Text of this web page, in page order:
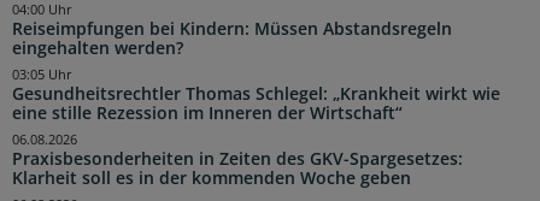
Reiseimpfungen bei Kindern: Müssen Abstandsregeln
eingehalten werden?
04:00 Uhr
Gesundheitsrechtler Thomas Schlegel: „Krankheit wirkt wie
eine stille Rezession im Inneren der Wirtschaft“
03:05 Uhr
Praxisbesonderheiten in Zeiten des GKV-Spargesetzes:
Klarheit soll es in der kommenden Woche geben
06.08.2026